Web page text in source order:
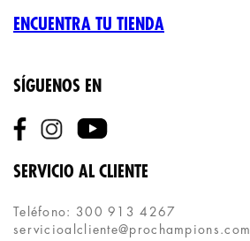
ENCUENTRA TU TIENDA
SÍGUENOS EN
SERVICIO AL CLIENTE
Teléfono: 300 913 4267
servicioalcliente@prochampions.com